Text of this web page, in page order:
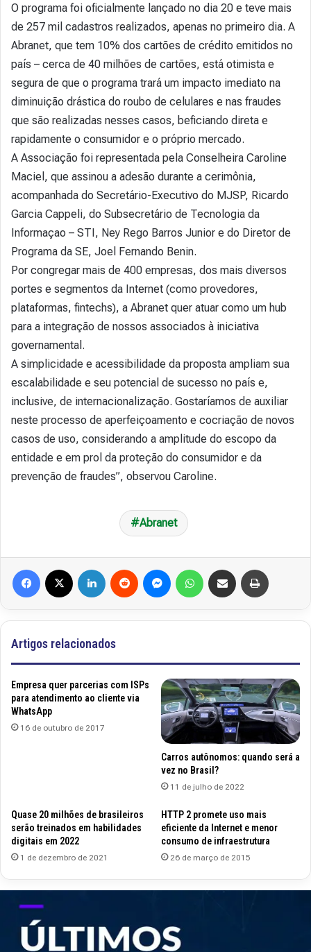
O programa foi oficialmente lançado no dia 20 e teve mais
de 257 mil cadastros realizados, apenas no primeiro dia. A
Abranet, que tem 10% dos cartões de crédito emitidos no
país – cerca de 40 milhões de cartões, está otimista e
segura de que o programa trará um impacto imediato na
diminuição drástica do roubo de celulares e nas fraudes
que são realizadas nesses casos, beficiando direta e
rapidamente o consumidor e o próprio mercado.
A Associação foi representada pela Conselheira Caroline
Maciel, que assinou a adesão durante a cerimônia,
acompanhada do Secretário-Executivo do MJSP, Ricardo
Garcia Cappeli, do Subsecretário de Tecnologia da
Informaçao – STI, Ney Rego Barros Junior e do Diretor de
Programa da SE, Joel Fernando Benin.
Por congregar mais de 400 empresas, dos mais diversos
portes e segmentos da Internet (como provedores,
plataformas, fintechs), a Abranet quer atuar como um hub
para a integração de nossos associados à iniciativa
governamental.
A simplicidade e acessibilidade da proposta ampliam sua
escalabilidade e seu potencial de sucesso no país e,
inclusive, de internacionalização. Gostaríamos de auxiliar
neste processo de aperfeiçoamento e cocriação de novos
casos de uso, considerando a amplitude do escopo da
entidade e em prol da proteção do consumidor e da
prevenção de fraudes”, observou Caroline.
Abranet
Artigos relacionados
Empresa quer parcerias com ISPs
para atendimento ao cliente via
WhatsApp
16 de outubro de 2017
Carros autônomos: quando será a
vez no Brasil?
11 de julho de 2022
Quase 20 milhões de brasileiros
serão treinados em habilidades
digitais em 2022
1 de dezembro de 2021
HTTP 2 promete uso mais
eficiente da Internet e menor
consumo de infraestrutura
26 de março de 2015